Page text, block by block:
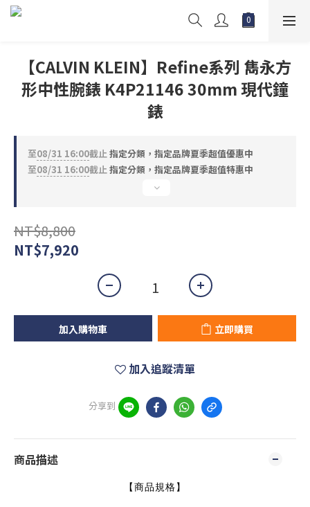
【CALVIN KLEIN】Refine系列 雋永方
形中性腕錶 K4P21146 30mm 現代鐘
錶
至08/31 16:00截止指定分類，指定品牌夏季超值優惠中
至08/31 16:00截止指定分類，指定品牌夏季超值特惠中
NT$8,800
NT$7,920
加入購物車 立即購買
加入追蹤清單
分享到
商品描述
【商品規格】